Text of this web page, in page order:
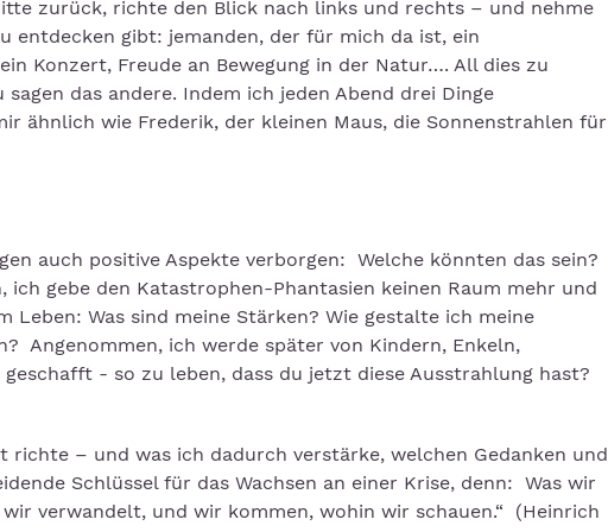
zurück, richte den Blick nach links und rechts – und nehme
entdecken gibt: jemanden, der für mich da ist, ein
Konzert, Freude an Bewegung in der Natur…. All dies zu
das andere. Indem ich jeden Abend drei Dinge
ähnlich wie Frederik, der kleinen Maus, die Sonnenstrahlen für
auch positive Aspekte verborgen: Welche könnten das sein?
gebe den Katastrophen-Phantasien keinen Raum mehr und
Leben: Was sind meine Stärken? Wie gestalte ich meine
Angenommen, ich werde später von Kindern, Enkeln,
- so zu leben, dass du jetzt diese Ausstrahlung hast?
richte – und was ich dadurch verstärke, welchen Gedanken und
Schlüssel für das Wachsen an einer Krise, denn: Was wir
verwandelt, und wir kommen, wohin wir schauen.“ (Heinrich